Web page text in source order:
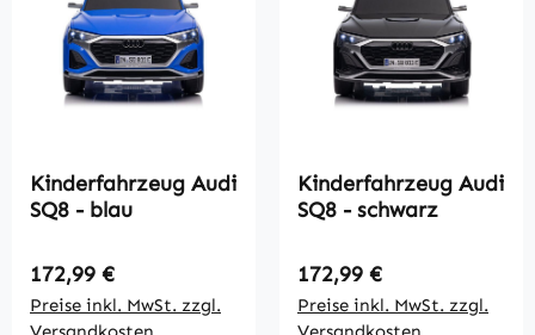
Kinderfahrzeug Audi
SQ8 - blau
Regulärer Preis:
172,99 €
Preise inkl. MwSt. zzgl.
Kinderfahrzeug Audi
SQ8 - schwarz
Regulärer Preis:
172,99 €
Preise inkl. MwSt. zzgl.